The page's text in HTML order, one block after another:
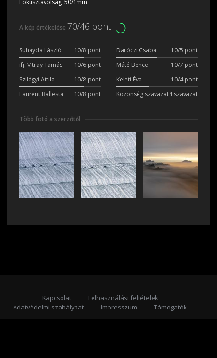
Fókusztávolság: 50/1mm
A kép értékelése 70/46 pont
Suhayda László 10/8 pont Daróczi Csaba
10/5 pont
ifj. Vitray Tamás
10/6 pont Máté Bence
10/7 pont
Szilágyi Attila
10/8 pont Keleti Éva
10/4 pont
Laurent Ballesta
10/8 pont Közönség szavazat4 szavazat
Több fotó a szerzőtől
Kapcsolat
Felhasználási feltételek
Adatvédelmi szabályzat
Impresszum
Támogatók